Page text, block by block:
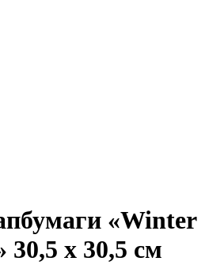
«Winter
30,5 x 30,5 см